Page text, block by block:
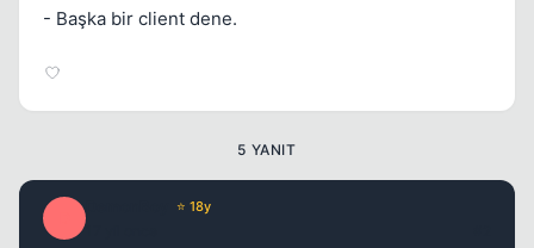
- Başka bir client dene.
5 YANIT
⭐ 18y
Kapat